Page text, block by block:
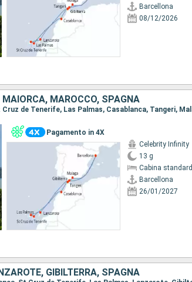
Barcellona
08/12/2026
MAIORCA, MAROCCO, SPAGNA
Pagamento in 4X
Celebrity Infinity
13 g
Cabina standard
Barcellona
26/01/2027
GIBILTERRA, SPAGNA